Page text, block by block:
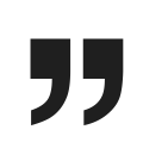
